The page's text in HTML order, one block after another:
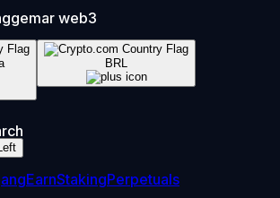
web3
BRL
EarnStakingPerpetuals